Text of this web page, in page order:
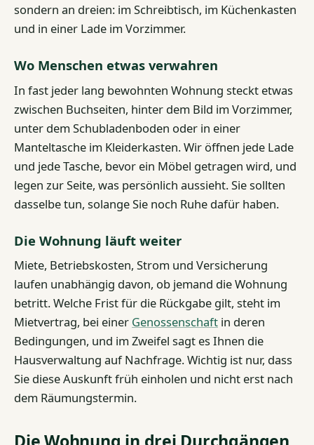
sondern an dreien: im Schreibtisch, im Küchenkasten
und in einer Lade im Vorzimmer.
Wo Menschen etwas verwahren
In fast jeder lang bewohnten Wohnung steckt etwas
zwischen Buchseiten, hinter dem Bild im Vorzimmer,
unter dem Schubladenboden oder in einer
Manteltasche im Kleiderkasten. Wir öffnen jede Lade
und jede Tasche, bevor ein Möbel getragen wird, und
legen zur Seite, was persönlich aussieht. Sie sollten
dasselbe tun, solange Sie noch Ruhe dafür haben.
Die Wohnung läuft weiter
Miete, Betriebskosten, Strom und Versicherung
laufen unabhängig davon, ob jemand die Wohnung
betritt. Welche Frist für die Rückgabe gilt, steht im
Mietvertrag, bei einer Genossenschaft in deren
Bedingungen, und im Zweifel sagt es Ihnen die
Hausverwaltung auf Nachfrage. Wichtig ist nur, dass
Sie diese Auskunft früh einholen und nicht erst nach
dem Räumungstermin.